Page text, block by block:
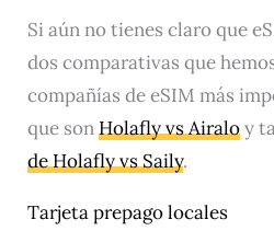
Si aún no tienes claro que
dos comparativas que
compañías de eSIM más
que sonHolafly vs Airaloy
de Holafly vs Saily.
Tarjeta prepago locales​